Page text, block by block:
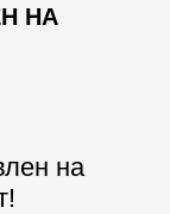
НА
на